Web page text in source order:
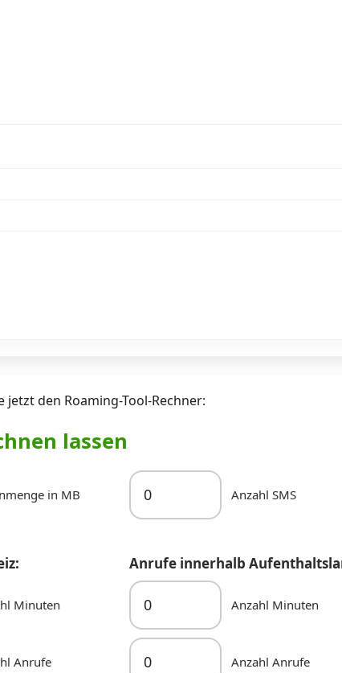
den Roaming-Tool-Rechner:
lassen
in MB Anzahl SMS
Minuten
Anrufe
Anrufe innerhalb
Anzahl Minuten
Anzahl Anrufe